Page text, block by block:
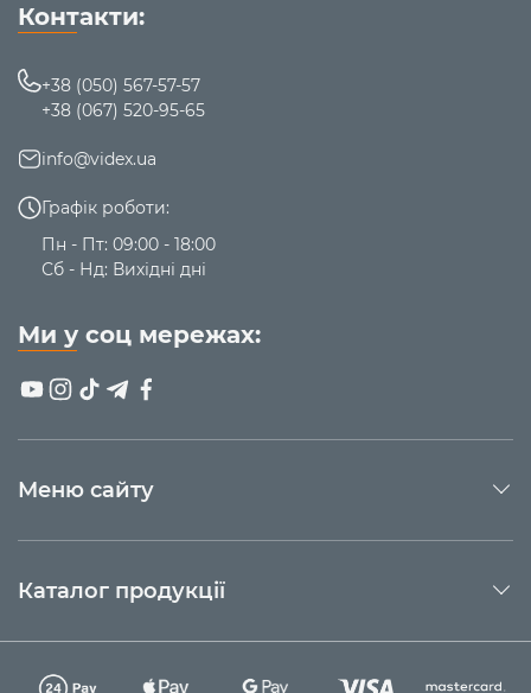
Меню сайту
Каталог продукції
Контакти:
+38 (050) 567-57-57
+38 (067) 520-95-65
info@videx.ua
Графік роботи:
Пн - Пт: 09:00 - 18:00
Сб - Нд: Вихідні дні
Ми у соц мережах: